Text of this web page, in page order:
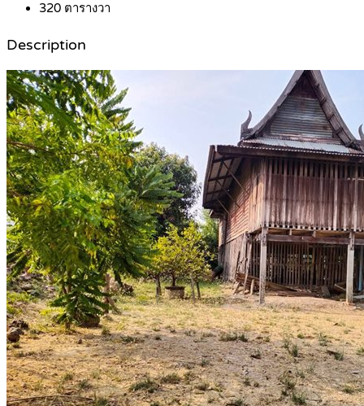
320 ตารางวา
Description